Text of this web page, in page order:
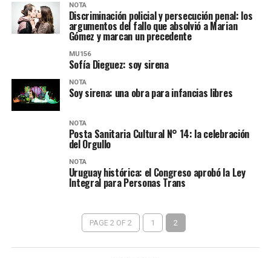
NOTA
Discriminación policial y persecución penal: los
argumentos del fallo que absolvió a Marian
Gómez y marcan un precedente
MU156
Sofía Dieguez: soy sirena
NOTA
Soy sirena: una obra para infancias libres
NOTA
Posta Sanitaria Cultural N° 14: la celebración
del Orgullo
NOTA
Uruguay histórica: el Congreso aprobó la Ley
Integral para Personas Trans
PAGE 2 OF 2 1 2